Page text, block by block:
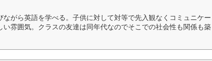
ながら英語を学べる。子供に対して対等で先入観なくコミュニケー
い雰囲気。クラスの友達は同年代なのでそこでの社会性も関係も築